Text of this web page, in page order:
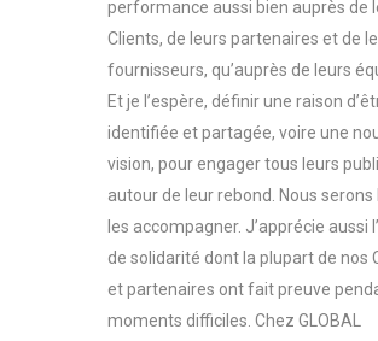
performance aussi bien auprès de
Clients, de leurs partenaires et de
fournisseurs, qu’auprès de leurs
Et je l’espère, définir une raison
identifiée et partagée, voire une
vision, pour engager tous leurs
autour de leur rebond. Nous serons
les accompagner. J’apprécie aussi
de solidarité dont la plupart de nos
et partenaires ont fait preuve
moments difficiles. Chez GLOBAL